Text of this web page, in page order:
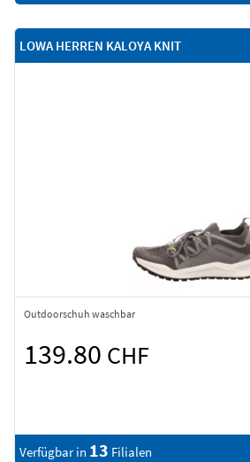
LOWA HERREN KALOYA KNIT
Outdoorschuh waschbar
139.80 CHF
Verfügbar in 13 Filialen